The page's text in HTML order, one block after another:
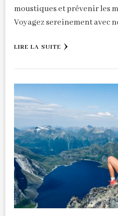
moustiques et prévenir les
Voyagez sereinement avec
LIRE LA SUITE